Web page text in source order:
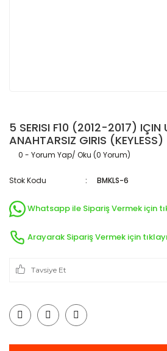
5 SERISI F10 (2012-2017) IÇIN
ANAHTARSIZ GIRIS (KEYLESS)
0 - Yorum Yap/ Oku (0 Yorum)
Stok Kodu BMKLS-6
Whatsapp ile Sipariş Vermek için
Arayarak Sipariş Vermek için
Tavsiye Et